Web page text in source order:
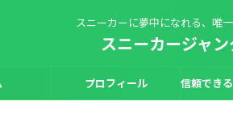
スニーカーに夢中になれる、唯
スニーカージャ
プロフィール 信頼でき